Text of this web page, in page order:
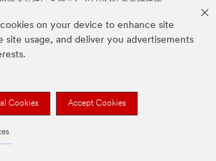
on your device to enhance site
site usage, and deliver you advertisements
Cookies Accept Cookies
載されているブランドは3M社の商標です。